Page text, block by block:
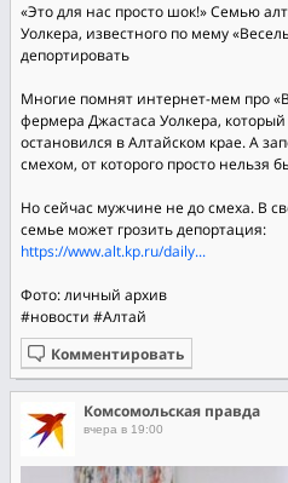
«Это для нас просто шок!» Семью
Уолкера, известного по мему
депортировать
Многие помнят интернет-мем про
фермера Джастаса Уолкера,
остановился в Алтайском крае. А
смехом, от которого просто нельзя
Но сейчас мужчине не до смеха. В
семье может грозить депортация:
https://www.alt.kp.ru/daily...
Фото: личный архив
#новости #Алтай
Комментировать
Комсомольская правда
вчера в 19:00